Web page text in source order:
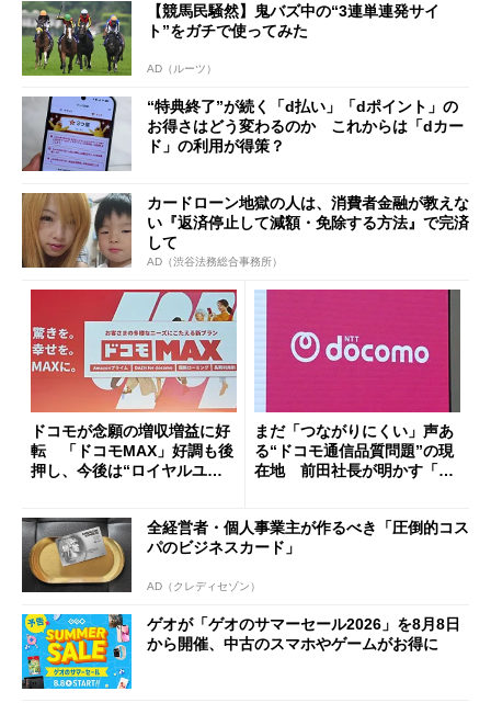
【競馬民騒然】鬼バズ中の“3連単連発サイ
ト”をガチで使ってみた
AD（ルーツ）
“特典終了”が続く「d払い」「dポイント」の
お得さはどう変わるのか これからは「dカー
ド」の利用が得策？
カードローン地獄の人は、消費者金融が教えな
い『返済停止して減額・免除する方法』で完済
して
AD（渋谷法務総合事務所）
ドコモが念願の増収増益に好
転 「ドコモMAX」好調も後
押し、今後は“ロイヤルユー
まだ「つながりにくい」声あ
る“ドコモ通信品質問題”の現
在地 前田社長が明かす「道
全経営者・個人事業主が作るべき「圧倒的コス
パのビジネスカード」
AD（クレディセゾン）
ゲオが「ゲオのサマーセール2026」を8月8日
から開催、中古のスマホやゲームがお得に